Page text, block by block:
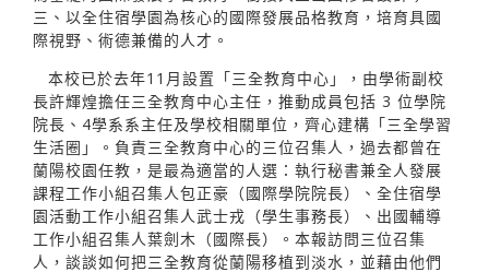
三、以全住宿學園為核心的國際發展品格教育，培育具國
際視野、術德兼備的人才。
本校已於去年11月設置「三全教育中心」，由學術副校
長許輝煌擔任三全教育中心主任，推動成員包括 3 位學院
院長、4學系系主任及學校相關單位，齊心建構「三全學習
生活圈」。負責三全教育中心的三位召集人，過去都曾在
蘭陽校園任教，是最為適當的人選：執行秘書兼全人發展
課程工作小組召集人包正豪（國際學院院長）、全住宿學
園活動工作小組召集人武士戎（學生事務長）、出國輔導
工作小組召集人葉劍木（國際長）。本報訪問三位召集
人，談談如何把三全教育從蘭陽移植到淡水，並藉由他們